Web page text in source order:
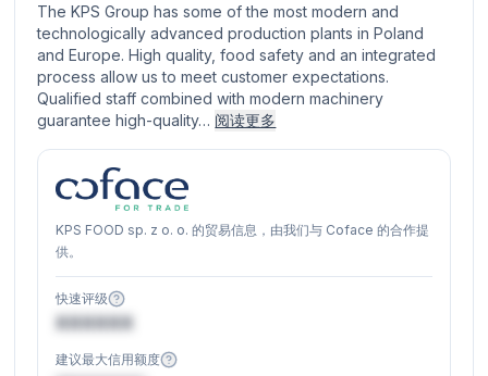
The KPS Group has some of the most modern and
technologically advanced production plants in Poland
and Europe. High quality, food safety and an integrated
process allow us to meet customer expectations.
Qualified staff combined with modern machinery
guarantee high-quality… 阅读更多
KPS FOOD sp. z o. o. 的贸易信息，由我们与 Coface 的合作提
供。
快速评级
XXXXXX
建议最大信用额度